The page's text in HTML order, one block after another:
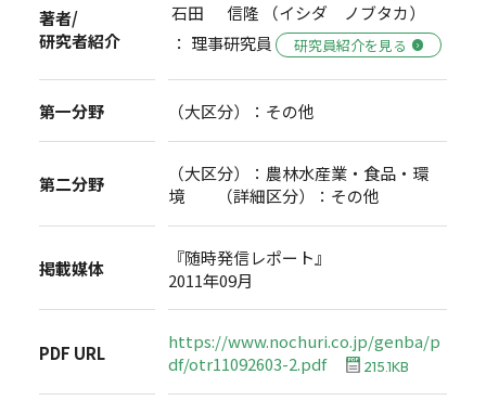
著者/
研究者紹介
石田 信隆 （イシダ ノブタカ）
： 理事研究員
研究員紹介を見る
第一分野 （大区分）：その他
第二分野
（大区分）：農林水産業・食品・環
境 （詳細区分）：その他
掲載媒体
『随時発信レポート』
2011年09月
PDF URL
https://www.nochuri.co.jp/genba/p
df/otr11092603-2.pdf
215.1KB